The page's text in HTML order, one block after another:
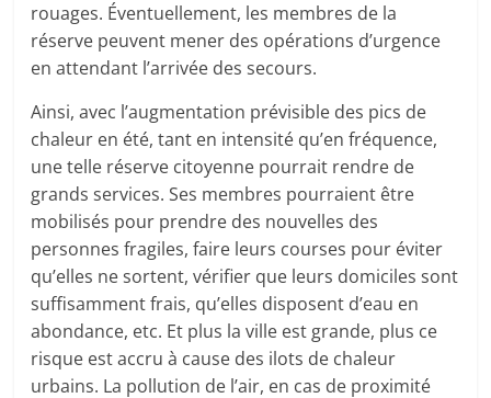
rouages. Éventuellement, les membres de la
réserve peuvent mener des opérations d’urgence
en attendant l’arrivée des secours.
Ainsi, avec l’augmentation prévisible des pics de
chaleur en été, tant en intensité qu’en fréquence,
une telle réserve citoyenne pourrait rendre de
grands services. Ses membres pourraient être
mobilisés pour prendre des nouvelles des
personnes fragiles, faire leurs courses pour éviter
qu’elles ne sortent, vérifier que leurs domiciles sont
suffisamment frais, qu’elles disposent d’eau en
abondance, etc. Et plus la ville est grande, plus ce
risque est accru à cause des ilots de chaleur
urbains. La pollution de l’air, en cas de proximité